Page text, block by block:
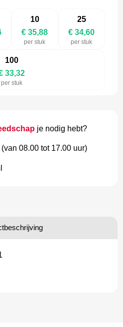
10
€ 35,88
per stuk
25
€ 34,60
per stuk
100
33,32
per stuk
je nodig hebt?
08.00 tot 17.00 uur)